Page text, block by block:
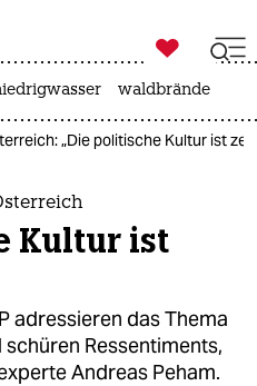
ich

taz zahl ich
waldbrände
„Die politische Kultur ist
Kultur ist
adressieren das Thema
Ressentiments,
Andreas Peham.